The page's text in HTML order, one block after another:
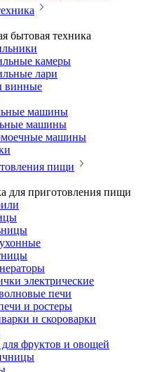
бытовая техника
камеры
лари
машины
машины
машины
пищи
для приготовления пищи
электрические
печи
и ростеры
и скороварки
фруктов и овощей